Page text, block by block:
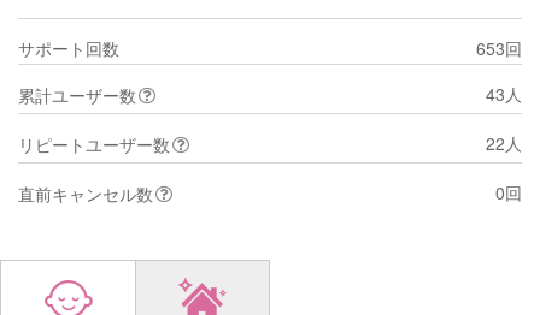
サポート回数
653回
累計ユーザー数
43人
リピートユーザー数 22人
直前キャンセル数 0回